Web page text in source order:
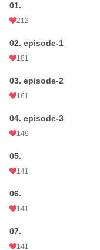
01.
212
02. episode-1
181
03. episode-2
161
04. episode-3
149
05.
141
06.
141
07.
141